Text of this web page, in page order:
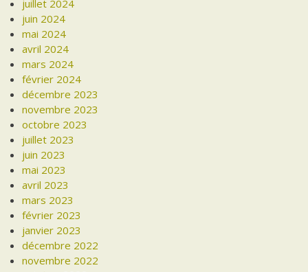
juillet 2024
juin 2024
mai 2024
avril 2024
mars 2024
février 2024
décembre 2023
novembre 2023
octobre 2023
juillet 2023
juin 2023
mai 2023
avril 2023
mars 2023
février 2023
janvier 2023
décembre 2022
novembre 2022